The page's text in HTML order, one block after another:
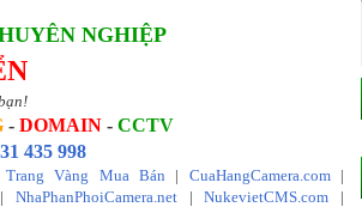
NGHIỆP
- DOMAIN - CCTV
435 998
Trang Vàng Mua Bán | CuaHangCamera.com|
NhaPhanPhoiCamera.net|NukevietCMS.com |